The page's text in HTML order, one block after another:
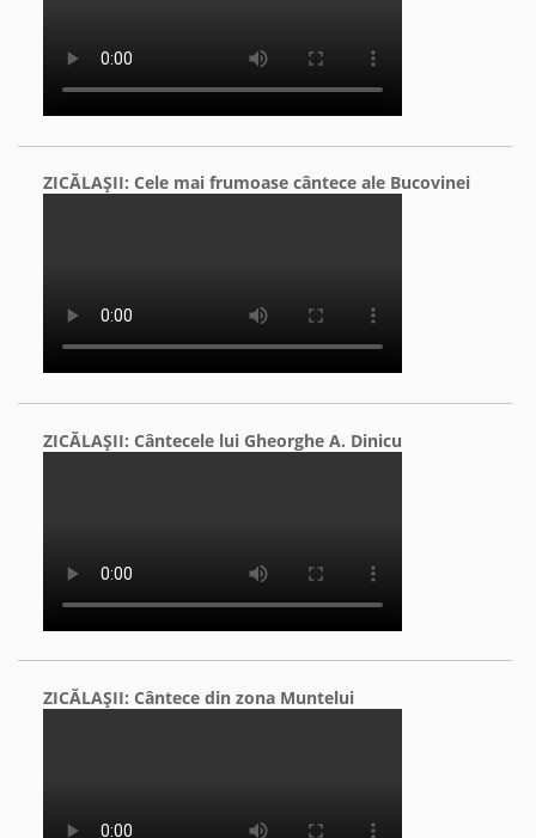
ZICĂLAŞII: Cele mai frumoase cântece ale Bucovinei
ZICĂLAŞII: Cântecele lui Gheorghe A. Dinicu
ZICĂLAŞII: Cântece din zona Muntelui